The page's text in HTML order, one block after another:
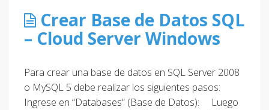
Crear Base de Datos SQL
– Cloud Server Windows
Para crear una base de datos en SQL Server 2008
o MySQL 5 debe realizar los siguientes pasos:
Ingrese en “Databases“ (Base de Datos): Luego